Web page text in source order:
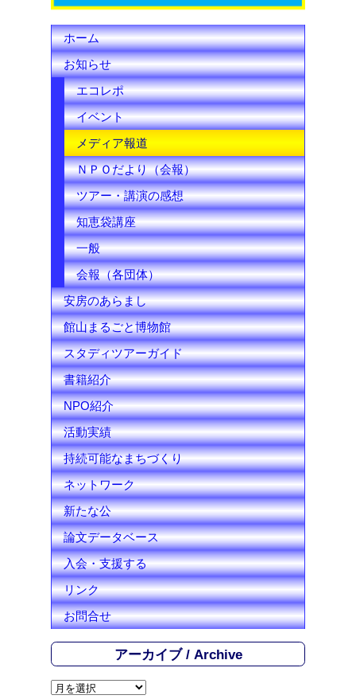
h
a
n
n
e
l
ホーム
お知らせ
エコレポ
イベント
メディア報道
ＮＰＯだより（会報）
ツアー・講演の感想
知恵袋講座
一般
会報（各団体）
安房のあらまし
館山まるごと博物館
スタディツアーガイド
書籍紹介
NPO紹介
活動実績
持続可能なまちづくり
ネットワーク
新たな公
論文データベース
入会・支援する
リンク
お問合せ
アーカイブ / Archive
ア